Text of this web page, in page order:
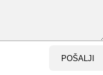
POŠALJI